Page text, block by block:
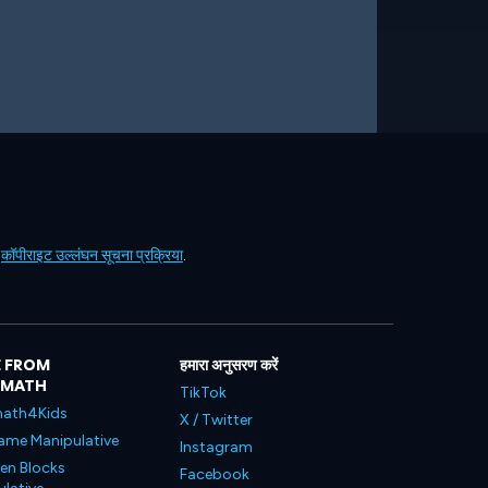
कॉपीराइट उल्लंघन सूचना प्रक्रिया.
FROM
Manipulative
Blocks
हमारा अनुसरण करें
TikTok
X / Twitter
Instagram
Facebook